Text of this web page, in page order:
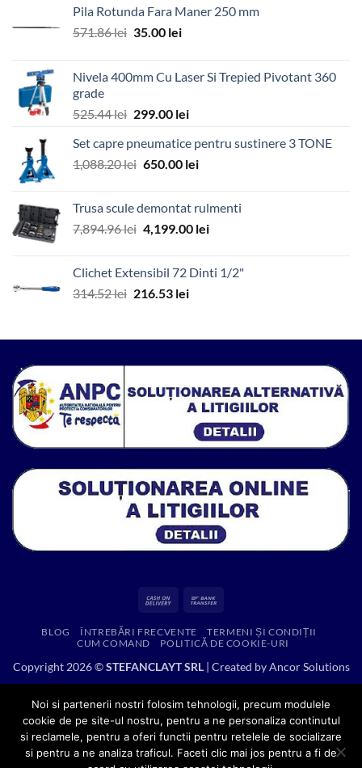
Pila Rotunda Fara Maner 250 mm
571.86lei Prețul
fost:
35.00 leiPrețul
35.00 lei.
Nivela 400mm Cu Laser Si Trepied Pivotant 360
grade
525.44lei Prețul
a
fost:
299.00 leiPrețul
este:
299.00 lei.
Set capre pneumatice pentru sustinere 3 TONE
1,088.20lei Prețul
fost:
1,088.20 lei.
650.00 leiPrețul
650.00 lei.
Trusa scule demontat rulmenti
7,894.96lei Prețul
fost:
7,894.96 lei.
4,199.00 leiPrețul
4,199.00 lei.
Clichet Extensibil 72 Dinti 1/2"
314.52lei Prețul
fost:
216.53 leiPrețul
216.53 lei.
Cash
Delivery
BLOG ÎNTREBĂRI FRECVENTE
TERMENI ȘI CONDIȚII
CUM COMAND
POLITICĂ DE COOKIE-URI
Copyright 2026 ©STEFANCLAYT SRL| Created byAncor Solutions
Noi si partenerii nostri folosim tehnologii, precum modulele
cookie de pe site-ul nostru, pentru a ne personaliza continutul
si reclamele, pentru a oferi functii pentru retelele de socializare
si pentru a ne analiza traficul. Faceti clic mai jos pentru a fi de